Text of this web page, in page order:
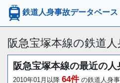
鉄道人身事故データベース
阪急宝塚本線の鉄道
阪急宝塚本線の最近の
2010年01月以降 64件の鉄道人身